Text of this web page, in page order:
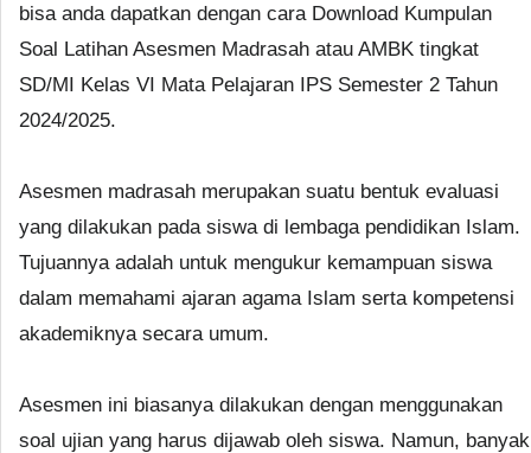
bisa anda dapatkan dengan cara Download Kumpulan
Soal Latihan Asesmen Madrasah atau AMBK tingkat
SD/MI Kelas VI Mata Pelajaran IPS Semester 2 Tahun
2024/2025.
Asesmen madrasah merupakan suatu bentuk evaluasi
yang dilakukan pada siswa di lembaga pendidikan Islam.
Tujuannya adalah untuk mengukur kemampuan siswa
dalam memahami ajaran agama Islam serta kompetensi
akademiknya secara umum.
Asesmen ini biasanya dilakukan dengan menggunakan
soal ujian yang harus dijawab oleh siswa. Namun, banyak